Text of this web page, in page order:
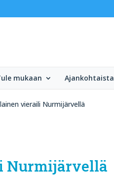
mukaan Ajankohtaista
vieraili Nurmijärvellä
Nurmijärvellä